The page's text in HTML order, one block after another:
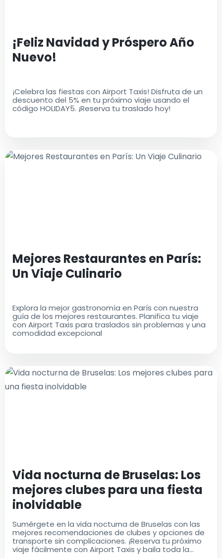
¡Feliz Navidad y Próspero Año
Nuevo!
¡Celebra las fiestas con Airport Taxis! Disfruta de un
descuento del 5% en tu próximo viaje usando el
código HOLIDAY5. ¡Reserva tu traslado hoy!
Mejores Restaurantes en París:
Un Viaje Culinario
Explora la mejor gastronomía en París con nuestra
guía de los mejores restaurantes. Planifica tu viaje
con Airport Taxis para traslados sin problemas y una
comodidad excepcional
Vida nocturna de Bruselas: Los
mejores clubes para una fiesta
inolvidable
Sumérgete en la vida nocturna de Bruselas con las
mejores recomendaciones de clubes y opciones de
transporte sin complicaciones. ¡Reserva tu próximo
viaje fácilmente con Airport Taxis y baila toda la